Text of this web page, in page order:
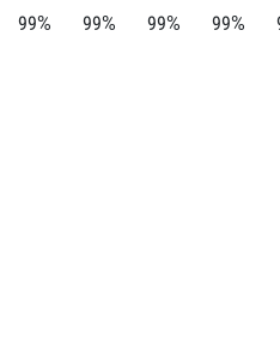
99% 99% 99% 99%